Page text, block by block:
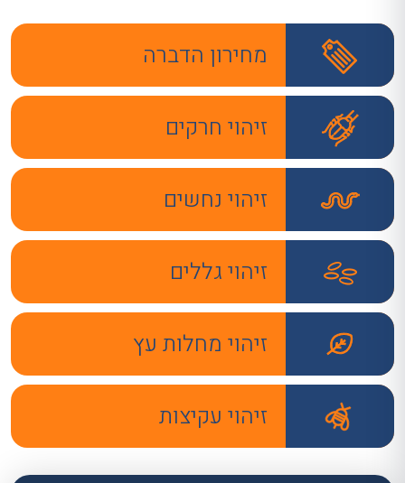
מחירון הדברה
זיהוי חרקים
זיהוי נחשים
זיהוי גללים
זיהוי מחלות עץ
זיהוי עקיצות